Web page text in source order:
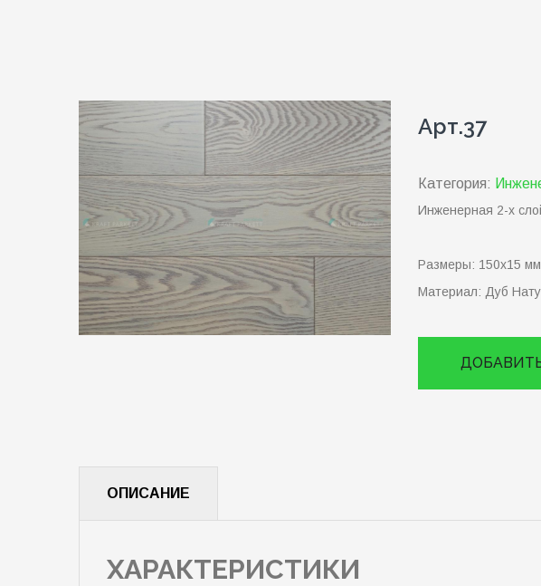
Арт.37
Категория:
Инженерная 2-х
Размеры: 150х15
Материал: Дуб
ОПИСАНИЕ
ХАРАКТЕРИСТИКИ